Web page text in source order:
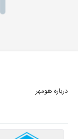
درباره هومهر